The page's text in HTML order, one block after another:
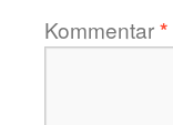
Kommentar*